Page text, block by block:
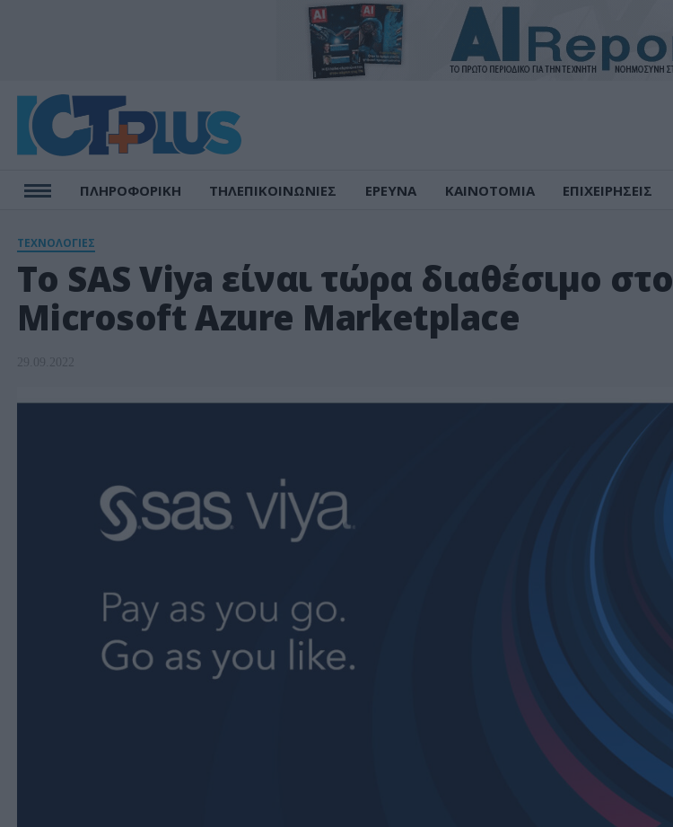
ΠΛΗΡΟΦΟΡΙΚΗ ΤΗΛΕΠΙΚΟΙΝΩΝΙΕΣ ΕΡΕΥΝΑ ΚΑΙΝΟΤΟΜΙΑ ΕΠΙΧΕΙΡΗΣΕΙΣ
ΤΕΧΝΟΛΟΓΙΕΣ
Το SAS Viya είναι τώρα διαθέσιμο στο
Microsoft Azure Marketplace
29.09.2022